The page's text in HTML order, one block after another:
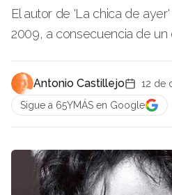
El autor de 'La chica de
2009, a consecuencia de
Antonio Castillejo
12 de
Sigue a 65YMÁS en Google